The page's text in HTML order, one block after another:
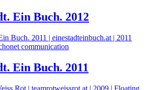
Ein Buch. 2012
Ein Buch. 2011